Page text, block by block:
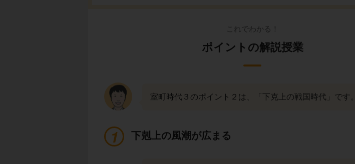
これでわかる！
ポイントの解説授業
室町時代３のポイント２は、「下克上の戦国時代」です。
下剋上の風潮が広まる